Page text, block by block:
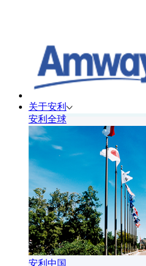
关于安利
安利全球
安利中国